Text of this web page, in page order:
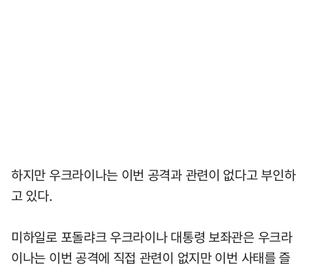
하지만 우크라이나는 이번 공격과 관련이 없다고 부인하
고 있다.
미하일로 포돌랴크 우크라이나 대통령 보좌관은 우크라
이나는 이번 공격에 직접 관련이 없지만 이번 사태를 즐